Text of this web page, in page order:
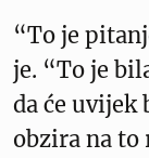
“To je
je. “To je
da će uvijek
obzira na